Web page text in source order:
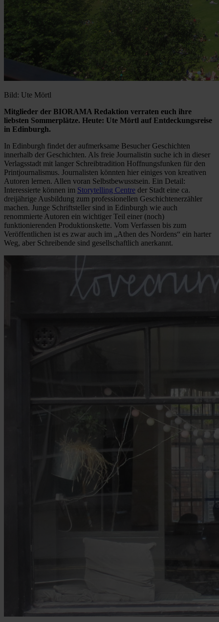
Bild: Ute Mörtl
Mitglieder der BIORAMA Redaktion verraten euch ihre
liebsten Sommerplätze. Heute: Ute Mörtl auf Entdeckungsreise
in Edinburgh.
In Edinburgh findet der aufmerksame Besucher Geschichten
innerhalb der Geschichten. Als freie Journalistin suche ich in dieser
Verlagsstadt mit langer Schreibtradition Hoffnungsfunken für den
Printjournalismus. Journalisten könnten hier einiges von kreativen
Autoren lernen. Allen voran Selbstbewusstsein. Ein Detail:
Interessierte können im Storytelling Centre der Stadt eine ca.
dreijährige Ausbildung zum professionellen Geschichtenerzähler
machen. Junge Schriftsteller sind in Edinburgh wie auch
renommierte Autoren ein wichtiger Teil einer (noch)
funktionierenden Produktionskette. Vom Verfassen bis zum
Veröffentlichen ist es zwar auch im „Athen des Nordens“ ein harter
Weg, aber Schreibende sind gesellschaftlich anerkannt.